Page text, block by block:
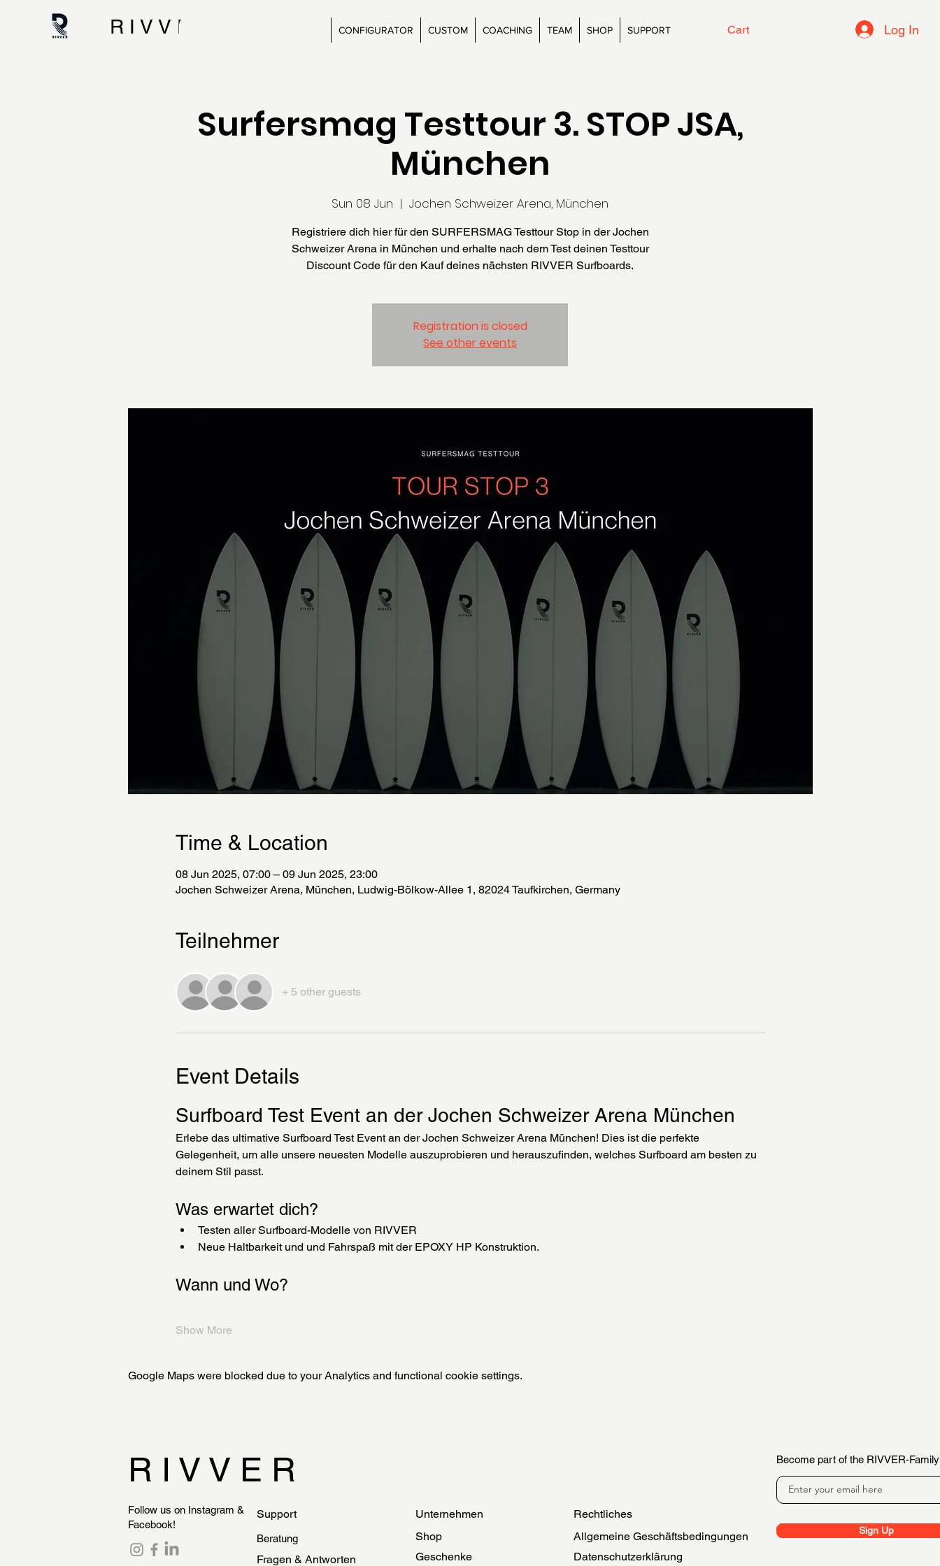
R I V V E R CONFIGURATOR CUSTOM COACHING TEAM SHOP SUPPORT Cart Log In
Surfersmag Testtour 3. STOP JSA,
München
Sun 08 Jun
  |
Jochen Schweizer Arena, München
Registriere dich hier für den SURFERSMAG Testtour Stop in der Jochen
Schweizer Arena in München und erhalte nach dem Test deinen Testtour
Discount Code für den Kauf deines nächsten RIVVER Surfboards.
Registration is closed
See other events
Time & Location
08 Jun 2025, 07:00 – 09 Jun 2025, 23:00
Jochen Schweizer Arena, München, Ludwig-Bölkow-Allee 1, 82024 Taufkirchen, Germany
Teilnehmer
+ 5 other guests
Event Details
Surfboard Test Event an der Jochen Schweizer Arena München
Erlebe das ultimative Surfboard Test Event an der Jochen Schweizer Arena München! Dies ist die perfekte
Gelegenheit, um alle unsere neuesten Modelle auszuprobieren und herauszufinden, welches Surfboard am besten zu
deinem Stil passt.
Was erwartet dich?
Testen aller Surfboard-Modelle von RIVVER
Neue Haltbarkeit und und Fahrspaß mit der EPOXY HP Konstruktion.
Wann und Wo?
Show More
Google Maps were blocked due to your Analytics and functional cookie settings.
R I V V E R
Follow us on Instagram &
Facebook!
Support
Beratung
Fragen & Antworten
Unternehmen
Shop
Geschenke
Rechtliches
Allgemeine Geschäftsbedingungen
Datenschutzerklärung
Become part of the RIVVER-
Sign Up